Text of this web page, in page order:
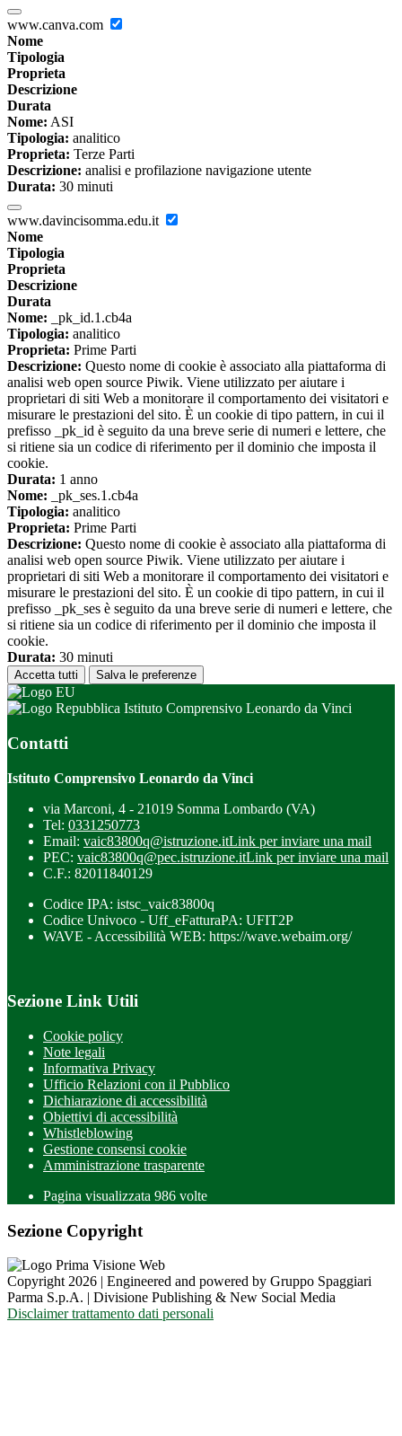
www.canva.com
Nome
Tipologia
Proprieta
Descrizione
Durata
Nome: ASI
Tipologia: analitico
Proprieta: Terze Parti
Descrizione: analisi e profilazione navigazione utente
Durata: 30 minuti
www.davincisomma.edu.it
Nome
Tipologia
Proprieta
Descrizione
Durata
Nome: _pk_id.1.cb4a
Tipologia: analitico
Proprieta: Prime Parti
Descrizione: Questo nome di cookie è associato alla piattaforma di
analisi web open source Piwik. Viene utilizzato per aiutare i
proprietari di siti Web a monitorare il comportamento dei visitatori e
misurare le prestazioni del sito. È un cookie di tipo pattern, in cui il
prefisso _pk_id è seguito da una breve serie di numeri e lettere, che
si ritiene sia un codice di riferimento per il dominio che imposta il
cookie.
Durata: 1 anno
Nome: _pk_ses.1.cb4a
Tipologia: analitico
Proprieta: Prime Parti
Descrizione: Questo nome di cookie è associato alla piattaforma di
analisi web open source Piwik. Viene utilizzato per aiutare i
proprietari di siti Web a monitorare il comportamento dei visitatori e
misurare le prestazioni del sito. È un cookie di tipo pattern, in cui il
prefisso _pk_ses è seguito da una breve serie di numeri e lettere, che
si ritiene sia un codice di riferimento per il dominio che imposta il
cookie.
Durata: 30 minuti
Accetta tutti Salva le preferenze
Istituto Comprensivo Leonardo da Vinci
Contatti
Istituto Comprensivo Leonardo da Vinci
via Marconi, 4 - 21019 Somma Lombardo (VA)
Tel: 0331250773
Email: vaic83800q@istruzione.itLink per inviare una mail
PEC: vaic83800q@pec.istruzione.itLink per inviare una mail
C.F.: 82011840129
Codice IPA: istsc_vaic83800q
Codice Univoco - Uff_eFatturaPA: UFIT2P
WAVE - Accessibilità WEB: https://wave.webaim.org/
Sezione Link Utili
Cookie policy
Note legali
Informativa Privacy
Ufficio Relazioni con il Pubblico
Dichiarazione di accessibilità
Obiettivi di accessibilità
Whistleblowing
Gestione consensi cookie
Amministrazione trasparente
Pagina visualizzata 986 volte
Sezione Copyright
Copyright 2026 | Engineered and powered by Gruppo Spaggiari
Parma S.p.A. | Divisione Publishing & New Social Media
Disclaimer trattamento dati personali